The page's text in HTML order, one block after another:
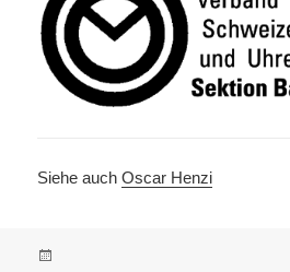
Siehe auchOscar Henzi